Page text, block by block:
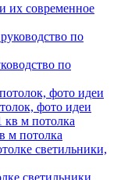
их современное
по
фото идеи
м потолка
светильники,…